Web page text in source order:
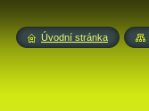
Úvodní stránka